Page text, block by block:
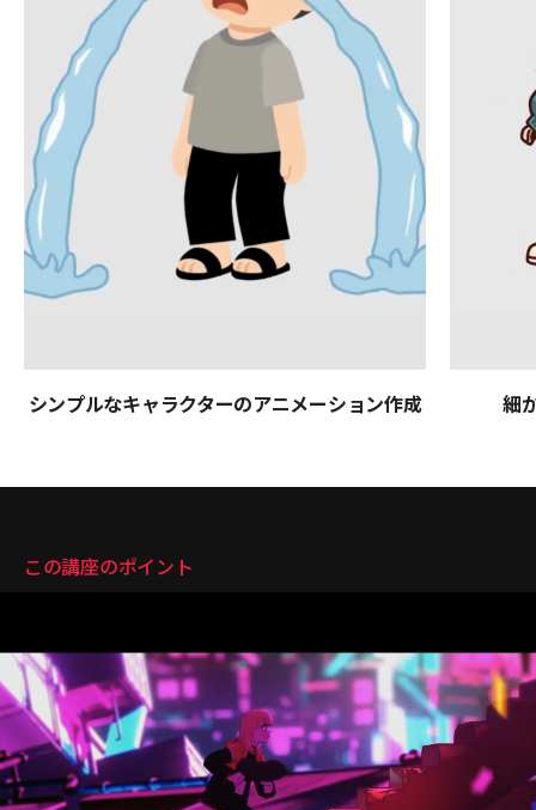
シンプルなキャラクターのアニメーション作成 細
この講座のポイント